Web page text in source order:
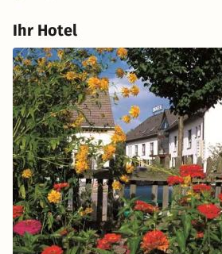
Ihr Hotel